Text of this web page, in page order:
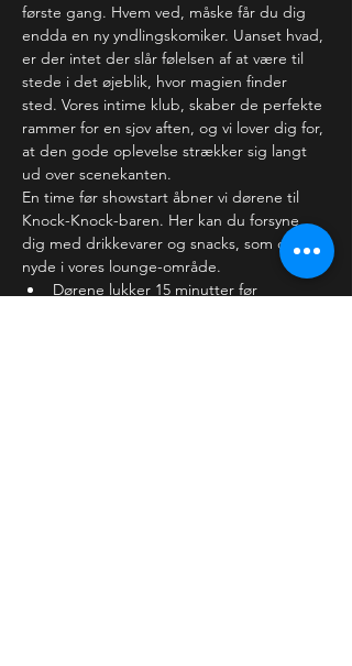
første gang. Hvem ved, måske får du dig
endda en ny yndlingskomiker. Uanset hvad,
er der intet der slår følelsen af at være til
stede i det øjeblik, hvor magien finder
sted. Vores intime klub, skaber de perfekte
rammer for en sjov aften, og vi lover dig for,
at den gode oplevelse strækker sig langt
ud over scenekanten.
En time før showstart åbner vi dørene til
Knock-Knock-baren. Her kan du forsyne
dig med drikkevarer og snacks, som du kan
nyde i vores lounge-område.
Dørene lukker 15 minutter før